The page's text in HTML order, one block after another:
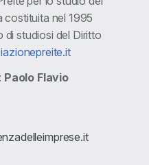
costituita nel 1995
di studiosi del Diritto
Paolo Flavio